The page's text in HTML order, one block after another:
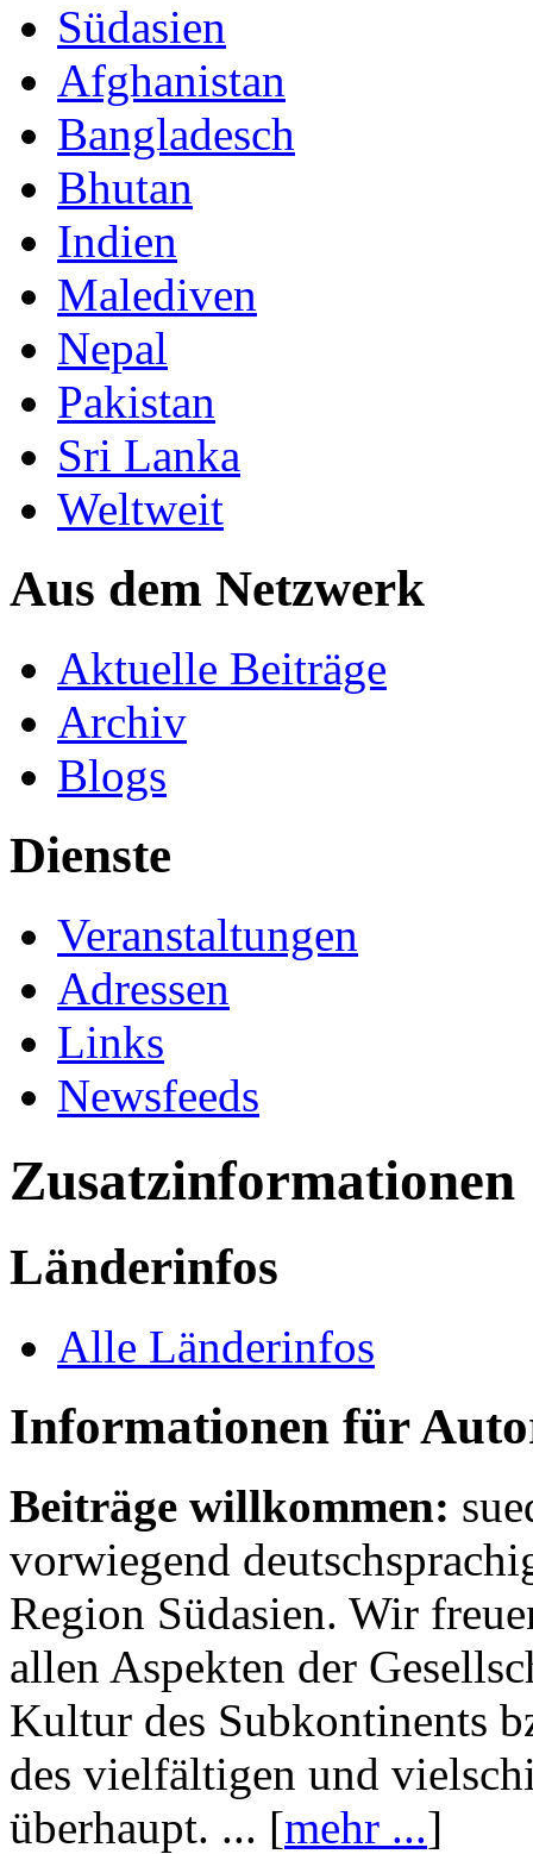
Südasien
Afghanistan
Bangladesch
Bhutan
Indien
Malediven
Nepal
Pakistan
Sri Lanka
Weltweit
Aus dem Netzwerk
Aktuelle Beiträge
Archiv
Blogs
Dienste
Veranstaltungen
Adressen
Links
Newsfeeds
Zusatzinformationen
Länderinfos
Alle Länderinfos
Informationen für
Beiträge willkommen:
vorwiegend
Region Südasien. Wir
allen Aspekten der
Kultur des Subkontinents
des vielfältigen und
überhaupt. ... [mehr ...]